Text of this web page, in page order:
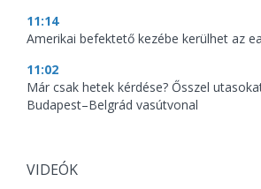
11:14
Amerikai befektető kezébe kerülhet az
11:02
Már csak hetek kérdése? Ősszel
Budapest–Belgrád vasútvonal
VIDEÓK